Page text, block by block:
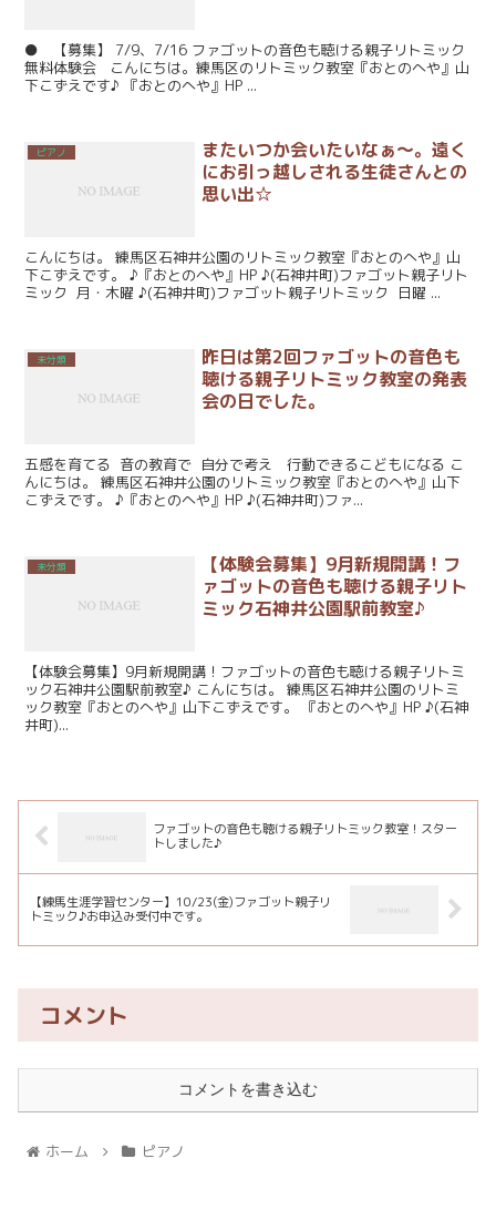
● 【募集】 7/9、7/16 ファゴットの音色も聴ける親子リトミック
無料体験会 こんにちは。練馬区のリトミック教室『おとのへや』山
下こずえです♪ 『おとのへや』HP ...
ピアノ
またいつか会いたいなぁ～。遠く
にお引っ越しされる生徒さんとの
思い出☆
こんにちは。 練馬区石神井公園のリトミック教室『おとのへや』山
下こずえです。 ♪『おとのへや』HP ♪(石神井町)ファゴット親子リト
ミック 月・木曜 ♪(石神井町)ファゴット親子リトミック 日曜 ...
未分類
昨日は第2回ファゴットの音色も
聴ける親子リトミック教室の発表
会の日でした。
五感を育てる 音の教育で 自分で考え 行動できるこどもになる こ
んにちは。 練馬区石神井公園のリトミック教室『おとのへや』山下
こずえです。 ♪『おとのへや』HP ♪(石神井町)ファ...
未分類
【体験会募集】9月新規開講！フ
ァゴットの音色も聴ける親子リト
ミック石神井公園駅前教室♪
【体験会募集】9月新規開講！ファゴットの音色も聴ける親子リトミ
ック石神井公園駅前教室♪ こんにちは。 練馬区石神井公園のリトミ
ック教室『おとのへや』山下こずえです。 『おとのへや』HP ♪(石神
井町)...
ファゴットの音色も聴ける親子リトミック教室！スター
トしました♪
【練馬生涯学習センター】10/23(金)ファゴット親子リ
トミック♪お申込み受付中です。
コメント
コメントを書き込む
ホーム ピアノ